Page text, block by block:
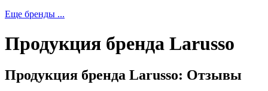
Еще бренды ...
Продукция бренда Larusso
Продукция бренда Larusso: Отзывы